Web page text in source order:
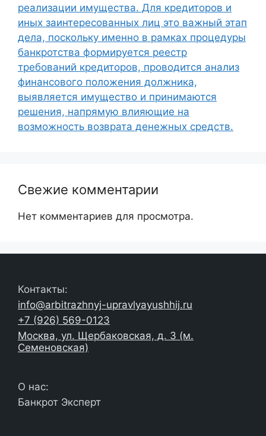
реализации имущества. Для кредиторов и
иных заинтересованных лиц это важный этап
дела, поскольку именно в рамках процедуры
банкротства формируется реестр
требований кредиторов, проводится анализ
финансового положения должника,
выявляется имущество и принимаются
решения, напрямую влияющие на
возможность возврата денежных средств.
Свежие комментарии
Нет комментариев для просмотра.
Контакты:
info@arbitrazhnyj-upravlyayushhij.ru
+7 (926) 569-0123
Москва, ул. Щербаковская, д. 3 (м.
Семеновская)
О нас:
Банкрот Эксперт